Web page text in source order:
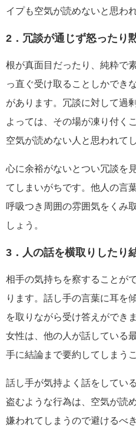
イプも空気が読めないと思わ
2．冗談が通じず怒ったり
根が真面目だったり、純粋で
っ直ぐ受け取ることしかでき
があります。冗談に対して過
よっては、その場が凍り付く
空気が読めない人と思われて
心に余裕がないとつい冗談を
てしまいがちです。他人の言
呼吸つき周囲の雰囲気をくみ
しょう。
3．人の話を横取りしたり
相手の気持ちを察することが
ります。話し手の言葉に耳を
を取りながら受け答えができ
女性は、他の人が話している
手に結論まで要約してしまう
話し手が気持よく話をしてい
盗むような行為は、空気が読
嫌われてしまうので避けるべき